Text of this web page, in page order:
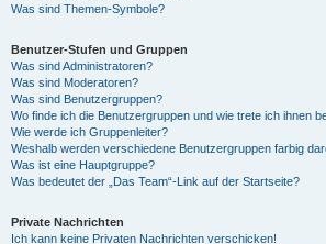
Was sind Themen-Symbole?
Benutzer-Stufen und Gruppen
Was sind Administratoren?
Was sind Moderatoren?
Was sind Benutzergruppen?
Wo finde ich die Benutzergruppen und wie trete ich ihnen
Wie werde ich Gruppenleiter?
Weshalb werden verschiedene Benutzergruppen farbig
Was ist eine Hauptgruppe?
Was bedeutet der „Das Team“-Link auf der Startseite?
Private Nachrichten
Ich kann keine Privaten Nachrichten verschicken!